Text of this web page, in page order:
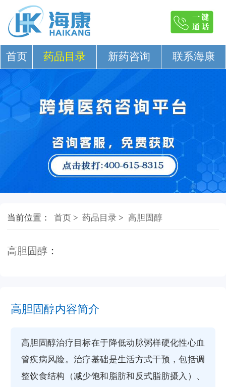
首页 药品目录 新药咨询 联系海康
当前位置： 首页 > 药品目录 > 高胆固醇
高胆固醇 ：
高胆固醇内容简介
高胆固醇治疗目标在于降低动脉粥样硬化性心血
管疾病风险。治疗基础是生活方式干预，包括调
整饮食结构（减少饱和脂肪和反式脂肪摄入）、